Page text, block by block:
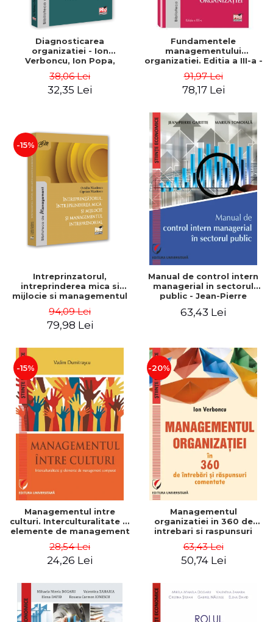
Diagnosticarea
organizatiei - Ion
Verboncu, Ion Popa,
38,06 Lei
32,35 Lei
Fundamentele
managementului
organizatiei. Editia a III-a -
91,97 Lei
78,17 Lei
-15%
Intreprinzatorul,
intreprinderea mica si
mijlocie si managementul
Nicolescu, Ciprian
Nicolescu
94,09 Lei
79,98 Lei
Manual de control intern
managerial in sectorul
public - Jean-Pierre
63,43 Lei
-15%
Managementul intre
culturi. Interculturalitate si
elemente de management
Dumitrascu
28,54 Lei
24,26 Lei
-20%
Managementul
organizatiei in 360 de
intrebari si raspunsuri
63,43 Lei
50,74 Lei